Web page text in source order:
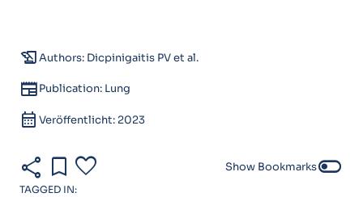
history_eduAuthors: Dicpinigaitis PV et al.
newspaperPublication: Lung
calendar_month Veröffentlicht: 2023
share bookmark favorite Show Bookmarkstoggle_off
TAGGED IN: